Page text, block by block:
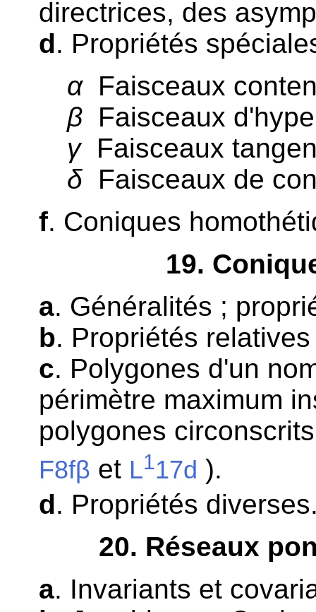
directrices, des
d. Propriétés
αFaisceaux
β Faisceaux
γFaisceaux
δ Faisceaux de
f. Coniques
19.
a. Généralités ;
b. Propriétés
c. Polygones d'un
périmètre maximum
polygones
F8fβ et L117d ).
d. Propriétés
20. Réseaux
a. Invariants et